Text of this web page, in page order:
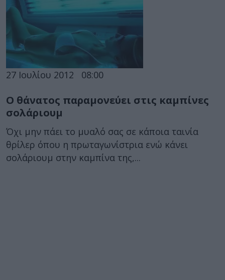
27 Ιουλίου 2012 08:00
Ο θάνατος παραμονεύει στις καμπίνες
σολάριουμ
Όχι μην πάει το μυαλό σας σε κάποια ταινία
θρίλερ όπου η πρωταγωνίστρια ενώ κάνει
σολάριουμ στην καμπίνα της,...